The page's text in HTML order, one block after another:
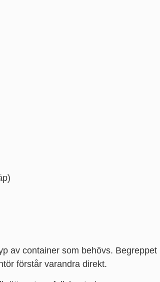
av container som behövs. Begreppet
förstår varandra direkt.